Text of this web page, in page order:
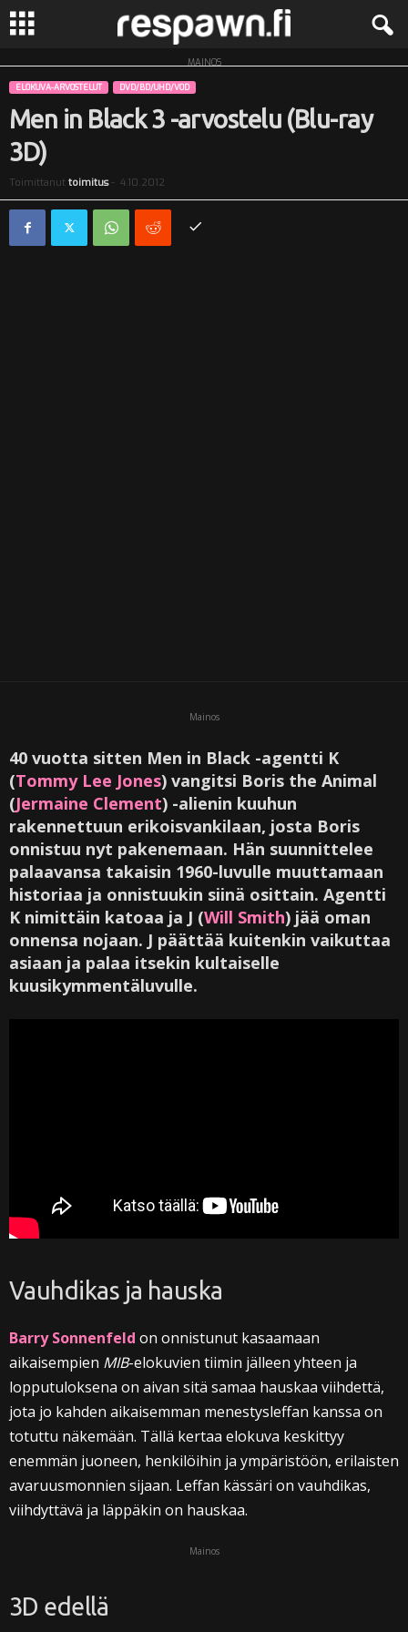
R
MAINOS
ELOKUVA-ARVOSTELUT DVD/BD/UHD/VOD
Men in Black 3 -arvostelu (Blu-ray
3D)
Toimittanut toimitus- 4.10.2012
Mainos
40 vuotta sitten Men in Black -agentti K
(Tommy Lee Jones) vangitsi Boris the Animal
(Jermaine Clement) -alienin kuuhun
rakennettuun erikoisvankilaan, josta Boris
onnistuu nyt pakenemaan. Hän suunnittelee
palaavansa takaisin 1960-luvulle muuttamaan
historiaa ja onnistuukin siinä osittain. Agentti
K nimittäin katoaa ja J (Will Smith) jää oman
onnensa nojaan. J päättää kuitenkin vaikuttaa
asiaan ja palaa itsekin kultaiselle
kuusikymmentäluvulle.
Vauhdikas ja hauska
Barry Sonnenfeld on onnistunut kasaamaan
aikaisempien MIB-elokuvien tiimin jälleen yhteen ja
lopputuloksena on aivan sitä samaa hauskaa viihdettä,
jota jo kahden aikaisemman menestysleffan kanssa on
totuttu näkemään. Tällä kertaa elokuva keskittyy
enemmän juoneen, henkilöihin ja ympäristöön, erilaisten
avaruusmonnien sijaan. Leffan kässäri on vauhdikas,
viihdyttävä ja läppäkin on hauskaa.
Mainos
3D edellä